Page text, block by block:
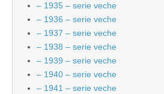
– 1935 – serie veche
– 1936 – serie veche
– 1937 – serie veche
– 1938 – serie veche
– 1939 – serie veche
– 1940 – serie veche
– 1941 – serie veche